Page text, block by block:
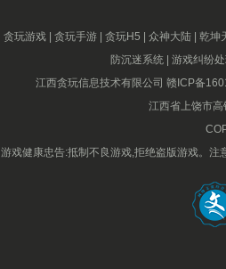
贪玩游戏 贪玩手游 贪玩H5 众神大陆
乾坤
防沉迷系统| 游戏纠纷
江西贪玩信息技术有限公司 赣ICP备
江西省上饶市
游戏健康忠告:抵制不良游戏,拒绝盗版游戏。